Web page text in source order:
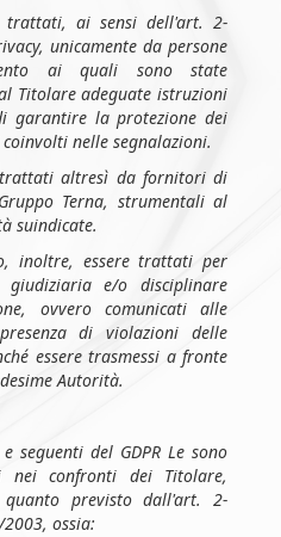
ai sensi dell'art. 2-
unicamente da persone
ai quali sono state
Titolare adeguate istruzioni
garantire la protezione dei
nelle segnalazioni.
altresì da fornitori di
Terna, strumentali al
suindicate.
inoltre, essere trattati per
e/o disciplinare
ovvero comunicati alle
di violazioni delle
essere trasmessi a fronte
Autorità.
seguenti del GDPR Le sono
nei confronti dei Titolare,
previsto dall'art. 2-
ossia: